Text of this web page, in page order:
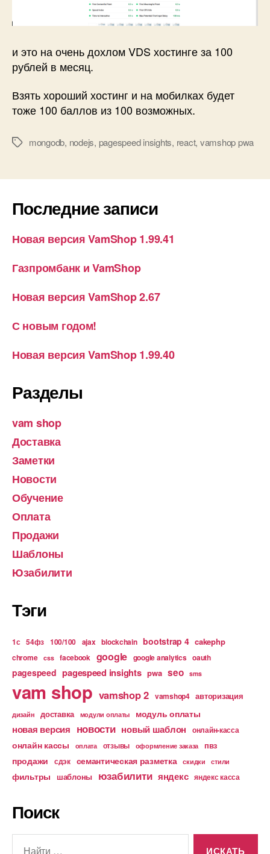
и это на очень дохлом VDS хостинге за 100
рублей в месяц.
Взять хороший хостинг и на мобилках будет
тоже 100 баллов из 100 возможных.
Меткиmongodb, nodejs, pagespeed insights, react, vamshop pwa
Последние записи
Новая версия VamShop 1.99.41
Газпромбанк и VamShop
Новая версия VamShop 2.67
С новым годом!
Новая версия VamShop 1.99.40
Разделы
vam shop
Доставка
Заметки
Новости
Обучение
Оплата
Продажи
Шаблоны
Юзабилити
Тэги
1с 54фз 100/100 ajax blockchain bootstrap 4 cakephp
chrome css facebook google google analytics oauth
pagespeed pagespeed insights pwa seo sms
vam shop vamshop 2 vamshop4 авторизация
дизайн доставка модули оплаты модуль оплаты
новая версия новости новый шаблон онлайн-касса
онлайн кассы оплата отзывы оформление заказа пвз
продажи сдэк семантическая разметка скидки стили
фильтры шаблоны юзабилити яндекс яндекс касса
Поиск